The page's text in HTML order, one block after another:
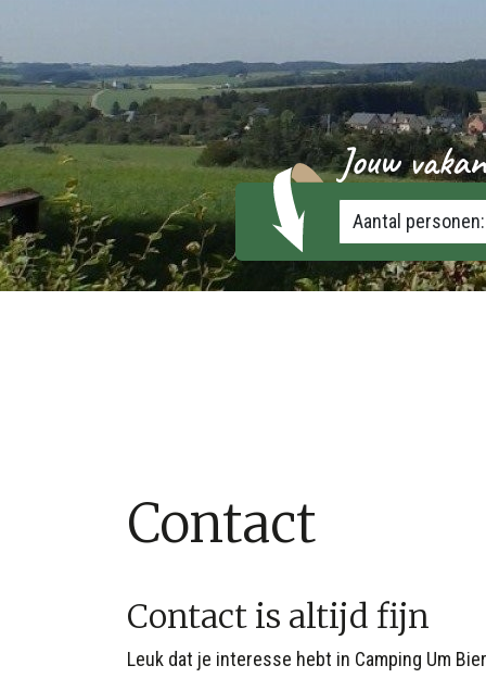
Jouw
Aantal personen:
Contact
Contact is altijd fijn
Leuk dat je interesse hebt in Camping Um